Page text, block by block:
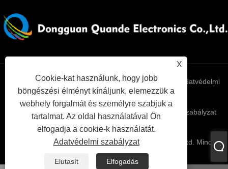
X
Cookie-kat használunk, hogy jobb
böngészési élményt kínáljunk, elemezzük a
webhely forgalmát és személyre szabjuk a
tartalmat. Az oldal használatával Ön
elfogadja a cookie-k használatát.
Adatvédelmi szabályzat
Elutasít Elfogadás
Links Sitemap RSS XML Adatvédelmi
szabályzat
Copyright © 2025 Dongguan Quande Electronics Co., Ltd. Minden
jog fenntartva.